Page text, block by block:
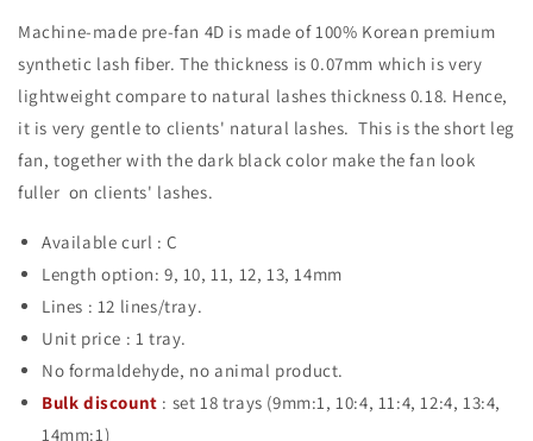
fan
fan
Machine-made pre-fan 4D is made of 100% Korean premium
synthetic lash fiber. The thickness is 0.07mm which is very
lightweight compare to natural lashes thickness 0.18. Hence,
it is very gentle to clients' natural lashes. This is the short leg
fan, together with the dark black color make the fan look
fuller on clients' lashes.
Available curl : C
Length option: 9, 10, 11, 12, 13, 14mm
Lines : 12 lines/tray.
Unit price : 1 tray.
No formaldehyde, no animal product.
Bulk discount : set 18 trays (9mm:1, 10:4, 11:4, 12:4, 13:4,
14mm:1)